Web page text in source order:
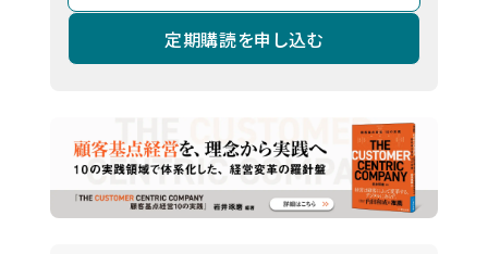
定期購読を申し込む